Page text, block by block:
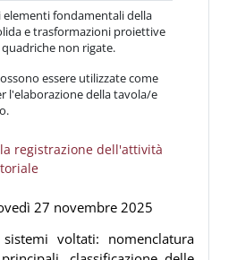
elementi fondamentali della
e trasformazioni proiettive
non rigate.
essere utilizzate come
l'elaborazione della tavola/e
registrazione dell'attività
URL
27 novembre 2025
voltati: nomenclatura